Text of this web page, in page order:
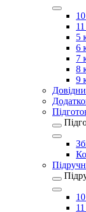
5
6
7
8
9